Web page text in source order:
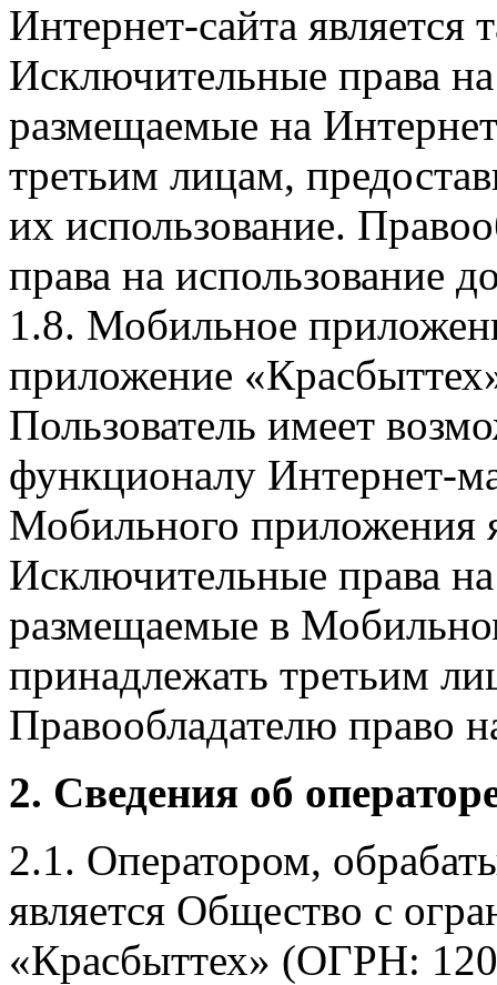
Интернет-сайта
Исключительные права
размещаемые на
третьим лицам,
их использование.
права на использование
1.8. Мобильное
приложение
Пользователь имеет
функционалу Интернет-
Мобильного приложения
Исключительные права
размещаемые в
принадлежать третьим
Правообладателю право
2. Сведения об
2.1. Оператором,
является Общество с
«Красбыттех» (ОГРН: